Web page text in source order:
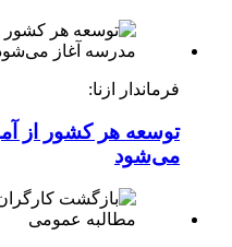
فرماندار ازنا:
توسعه هر کشور از
می‌شود